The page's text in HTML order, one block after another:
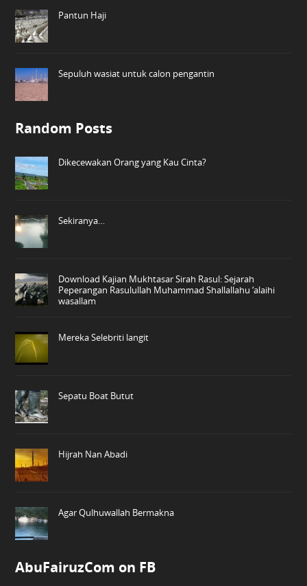
Pantun Haji
Sepuluh wasiat untuk calon pengantin
Random Posts
Dikecewakan Orang yang Kau Cinta?
Sekiranya…
Download Kajian Mukhtasar Sirah Rasul: Sejarah
Peperangan Rasulullah Muhammad Shallallahu ‘alaihi
wasallam
Mereka Selebriti langit
Sepatu Boat Butut
Hijrah Nan Abadi
Agar Qulhuwallah Bermakna
AbuFairuzCom on FB